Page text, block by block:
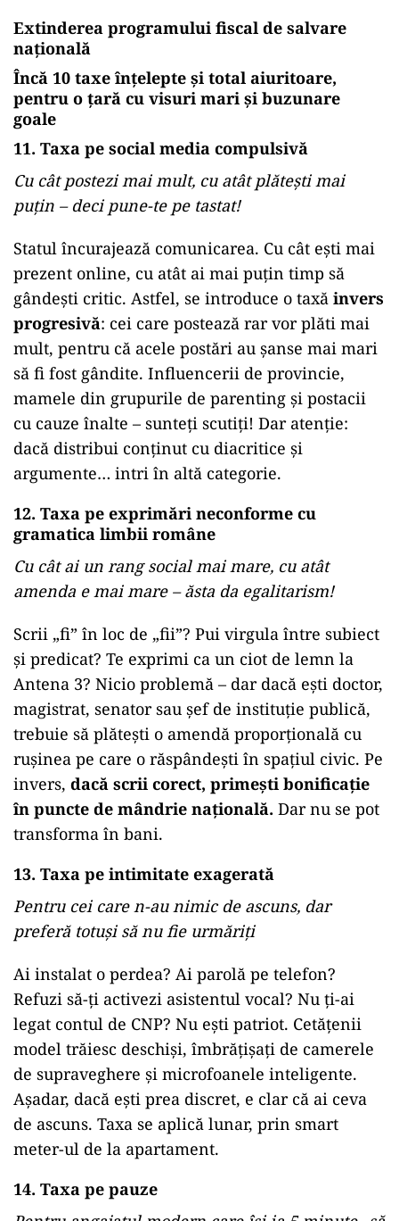
Extinderea programului fiscal de salvare
națională
Încă 10 taxe înțelepte și total aiuritoare,
pentru o țară cu visuri mari și buzunare
goale
11. Taxa pe social media compulsivă
Cu cât postezi mai mult, cu atât plătești mai
puțin – deci pune-te pe tastat!
Statul încurajează comunicarea. Cu cât ești mai
prezent online, cu atât ai mai puțin timp să
gândești critic. Astfel, se introduce o taxă invers
progresivă: cei care postează rar vor plăti mai
mult, pentru că acele postări au șanse mai mari
să fi fost gândite. Influencerii de provincie,
mamele din grupurile de parenting și postacii
cu cauze înalte – sunteți scutiți! Dar atenție:
dacă distribui conținut cu diacritice și
argumente… intri în altă categorie.
12. Taxa pe exprimări neconforme cu
gramatica limbii române
Cu cât ai un rang social mai mare, cu atât
amenda e mai mare – ăsta da egalitarism!
Scrii „fi” în loc de „fii”? Pui virgula între subiect
și predicat? Te exprimi ca un ciot de lemn la
Antena 3? Nicio problemă – dar dacă ești doctor,
magistrat, senator sau șef de instituție publică,
trebuie să plătești o amendă proporțională cu
rușinea pe care o răspândești în spațiul civic. Pe
invers, dacă scrii corect, primești bonificație
în puncte de mândrie națională. Dar nu se pot
transforma în bani.
13. Taxa pe intimitate exagerată
Pentru cei care n-au nimic de ascuns, dar
preferă totuși să nu fie urmăriți
Ai instalat o perdea? Ai parolă pe telefon?
Refuzi să-ți activezi asistentul vocal? Nu ți-ai
legat contul de CNP? Nu ești patriot. Cetățenii
model trăiesc deschiși, îmbrățișați de camerele
de supraveghere și microfoanele inteligente.
Așadar, dacă ești prea discret, e clar că ai ceva
de ascuns. Taxa se aplică lunar, prin smart
meter-ul de la apartament.
14. Taxa pe pauze